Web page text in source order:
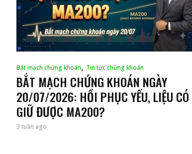
Bắt mạch chứng khoán, Tin tức chứng khoán
BẮT MẠCH CHỨNG KHOÁN NGÀY
20/07/2026: HỒI PHỤC YẾU, LIỆU CÓ
GIỮ ĐƯỢC MA200?
3 tuần ago